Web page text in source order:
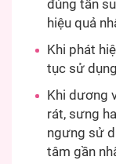
đúng tần
hiệu quả
Khi phát
tục sử
Khi dương
rát, sưng
ngưng sử
tâm gần